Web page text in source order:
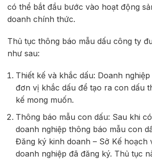
có thể bắt đầu bước vào hoạt động
doanh chính thức.
Thủ tục thông báo mẫu dấu công ty
như sau:
Thiết kế và khắc dấu: Doanh
đơn vị khắc dấu để tạo ra con dấu
kế mong muốn.
Thông báo mẫu con dấu: Sau khi
doanh nghiệp thông báo mẫu con
Đăng ký kinh doanh – Sở Kế hoạch
doanh nghiệp đã đăng ký. Thủ tục